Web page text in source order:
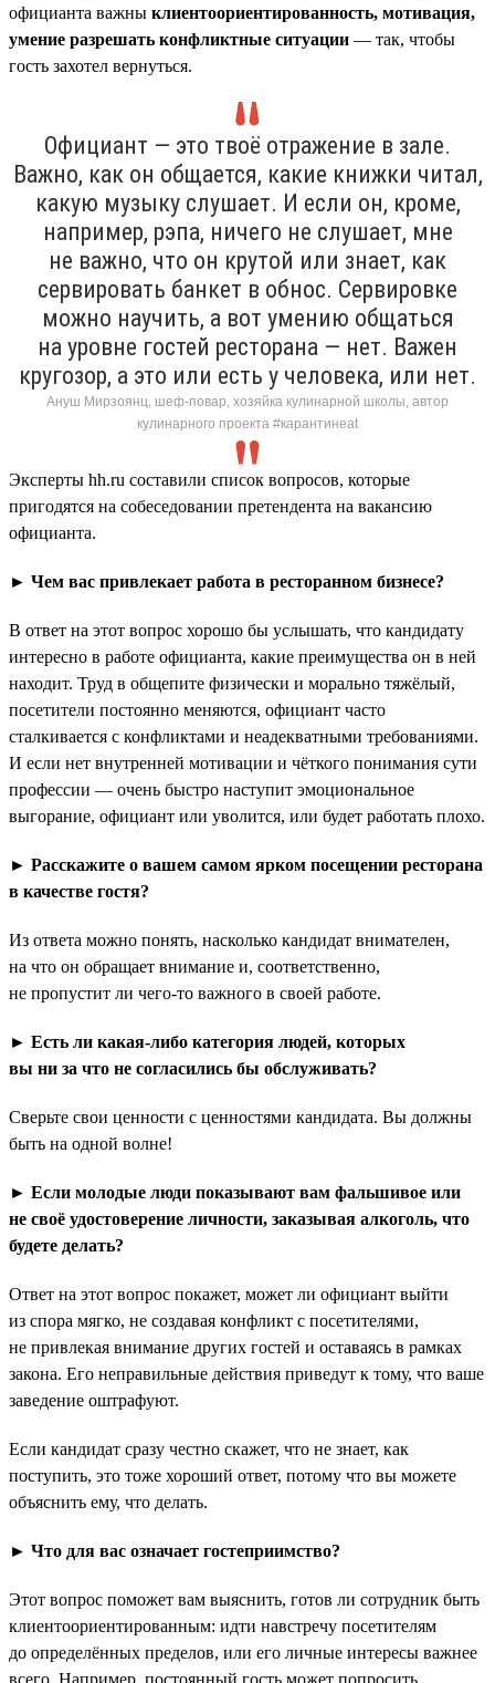
официанта важны клиентоориентированность, мотивация,
умение разрешать конфликтные ситуации — так, чтобы
гость захотел вернуться.
Официант — это твоё отражение в зале.
Важно, как он общается, какие книжки читал,
какую музыку слушает. И если он, кроме,
например, рэпа, ничего не слушает, мне
не важно, что он крутой или знает, как
сервировать банкет в обнос. Сервировке
можно научить, а вот умению общаться
на уровне гостей ресторана — нет. Важен
кругозор, а это или есть у человека, или нет.
Ануш Мирзоянц, шеф-повар, хозяйка кулинарной школы, автор
кулинарного проекта #карантинeat
Эксперты hh.ru составили список вопросов, которые
пригодятся на собеседовании претендента на вакансию
официанта.
► Чем вас привлекает работа в ресторанном бизнесе?
В ответ на этот вопрос хорошо бы услышать, что кандидату
интересно в работе официанта, какие преимущества он в ней
находит. Труд в общепите физически и морально тяжёлый,
посетители постоянно меняются, официант часто
сталкивается с конфликтами и неадекватными требованиями.
И если нет внутренней мотивации и чёткого понимания сути
профессии — очень быстро наступит эмоциональное
выгорание, официант или уволится, или будет работать плохо.
► Расскажите о вашем самом ярком посещении ресторана
в качестве гостя?
Из ответа можно понять, насколько кандидат внимателен,
на что он обращает внимание и, соответственно,
не пропустит ли чего-то важного в своей работе.
► Есть ли какая-либо категория людей, которых
вы ни за что не согласились бы обслуживать?
Сверьте свои ценности с ценностями кандидата. Вы должны
быть на одной волне!
► Если молодые люди показывают вам фальшивое или
не своё удостоверение личности, заказывая алкоголь, что
будете делать?
Ответ на этот вопрос покажет, может ли официант выйти
из спора мягко, не создавая конфликт с посетителями,
не привлекая внимание других гостей и оставаясь в рамках
закона. Его неправильные действия приведут к тому, что ваше
заведение оштрафуют.
Если кандидат сразу честно скажет, что не знает, как
поступить, это тоже хороший ответ, потому что вы можете
объяснить ему, что делать.
► Что для вас означает гостеприимство?
Этот вопрос поможет вам выяснить, готов ли сотрудник быть
клиентоориентированным: идти навстречу посетителям
до определённых пределов, или его личные интересы важнее
всего. Например, постоянный гость может попросить